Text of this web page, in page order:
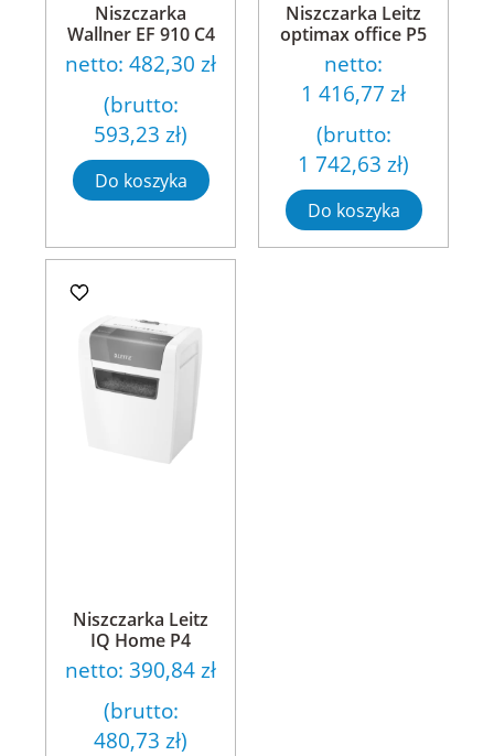
Niszczarka
Wallner EF 910 C4
netto: 482,30 zł
(brutto:
593,23 zł)
Do koszyka
Niszczarka Leitz
optimax office P5
netto:
1 416,77 zł
(brutto:
1 742,63 zł)
Do koszyka
Niszczarka Leitz
IQ Home P4
netto: 390,84 zł
(brutto:
480,73 zł)